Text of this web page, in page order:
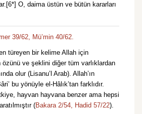
O, daima üstün ve bütün kararları
39/62, Mü’min 40/62.
özünü ve şeklini diğer tüm varlıklardan
olur (Lisanu’l Arab). Allah’ın
bu yönüyle el-Hâlık’tan farklıdır.
hayvan hayvana benzer ama hepsi
(Bakara 2/54, Hadid 57/22).